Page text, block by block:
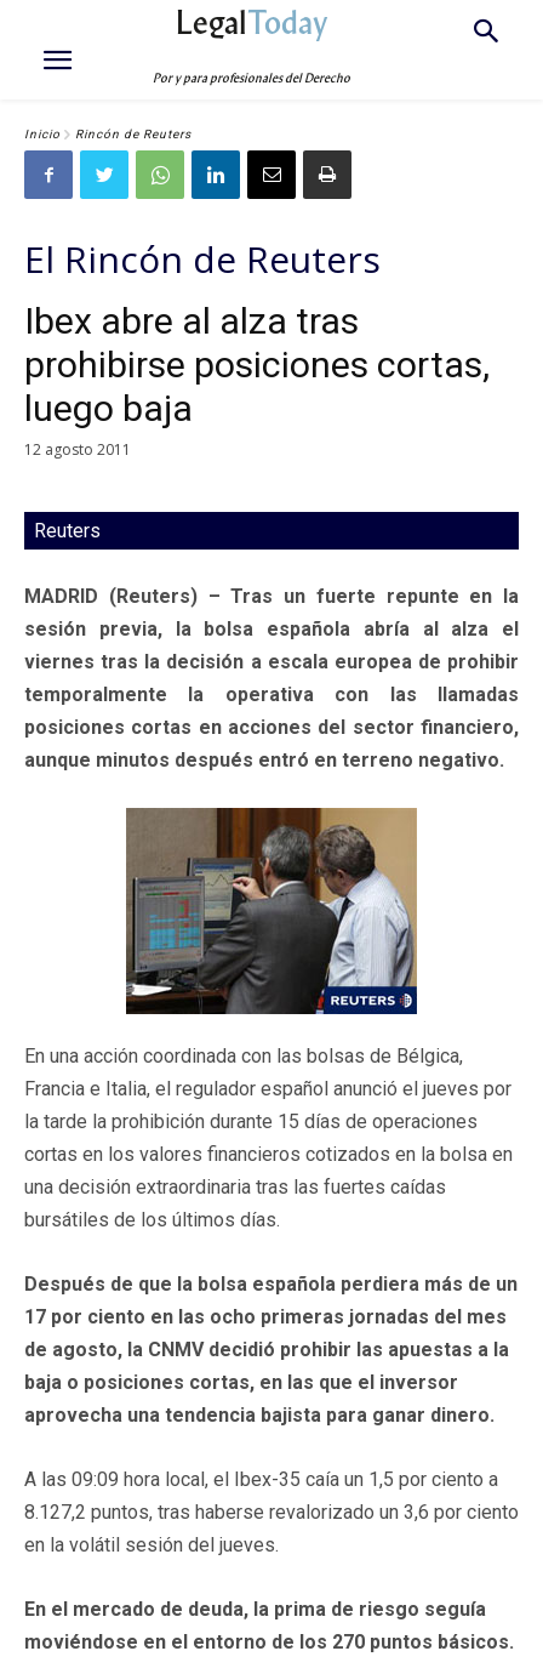
LegalToday
Por y para profesionales del Derecho
Inicio Rincón de Reuters
El Rincón de Reuters
Ibex abre al alza tras
prohibirse posiciones cortas,
luego baja
12 agosto 2011
Reuters
MADRID (Reuters) – Tras un fuerte repunte en la
sesión previa, la bolsa española abría al alza el
viernes tras la decisión a escala europea de prohibir
temporalmente la operativa con las llamadas
posiciones cortas en acciones del sector financiero,
aunque minutos después entró en terreno negativo.
En una acción coordinada con las bolsas de Bélgica,
Francia e Italia, el regulador español anunció el jueves por
la tarde la prohibición durante 15 días de operaciones
cortas en los valores financieros cotizados en la bolsa en
una decisión extraordinaria tras las fuertes caídas
bursátiles de los últimos días.
Después de que la bolsa española perdiera más de un
17 por ciento en las ocho primeras jornadas del mes
de agosto, la CNMV decidió prohibir las apuestas a la
baja o posiciones cortas, en las que el inversor
aprovecha una tendencia bajista para ganar dinero.
A las 09:09 hora local, el Ibex-35 caía un 1,5 por ciento a
8.127,2 puntos, tras haberse revalorizado un 3,6 por ciento
en la volátil sesión del jueves.
En el mercado de deuda, la prima de riesgo seguía
moviéndose en el entorno de los 270 puntos básicos.